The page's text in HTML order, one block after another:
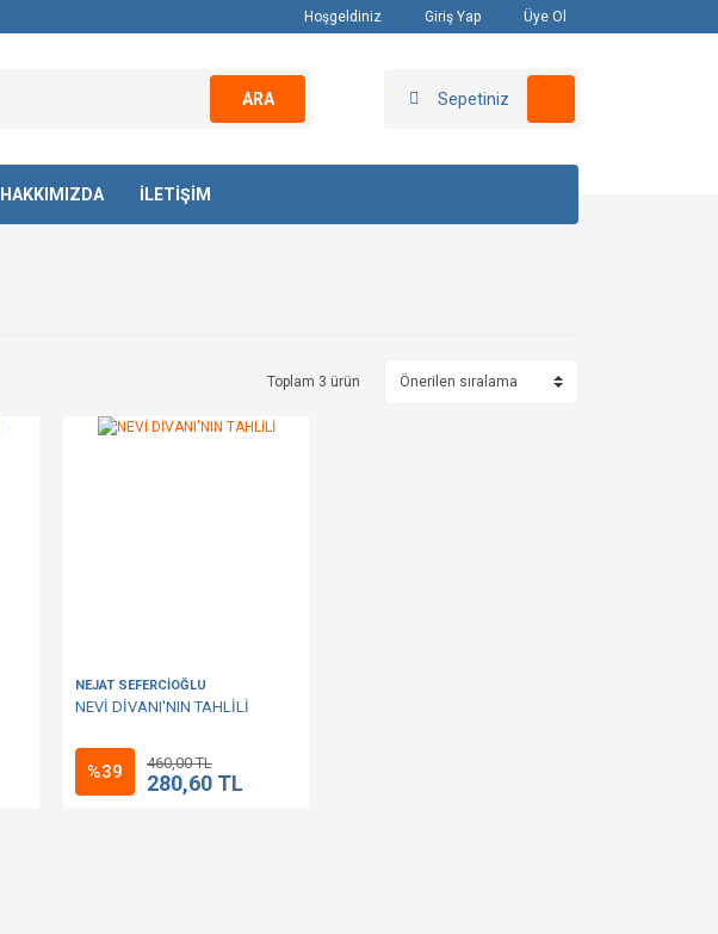
Hoşgeldiniz Giriş Yap Üye Ol
ARA Sepetiniz
HAKKIMIZDA İLETİŞİM
Toplam 3 ürün
NEJAT SEFERCİOĞLU
NEVİ DİVANI'NIN TAHLİLİ
%39 460,00 TL
280,60 TL